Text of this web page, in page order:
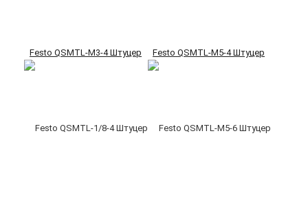
Festo QSMTL-M3-4 Штуцер Festo QSMTL-M5-4 Штуцер